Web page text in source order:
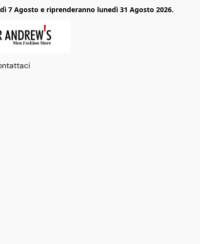
7 Agosto e riprenderanno lunedì 31 Agosto 2026.